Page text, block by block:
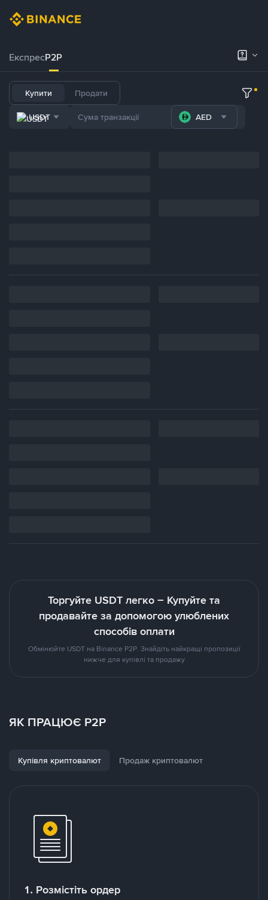
ЕкспресP2P
Купити Продати
USDT AED
Торгуйте USDT легко – Купуйте та
продавайте за допомогою улюблених
способів оплати
Обмінюйте USDT на Binance P2P. Знайдіть найкращі пропозиції
нижче для купівлі та продажу
ЯК ПРАЦЮЄ P2P
Купівля криптовалют Продаж криптовалют
1. Розмістіть ордер